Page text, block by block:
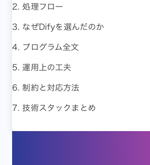
2. 処理フロー
3. なぜDifyを選んだのか
4. プログラム全文
5. 運用上の工夫
6. 制約と対応方法
7. 技術スタックまとめ